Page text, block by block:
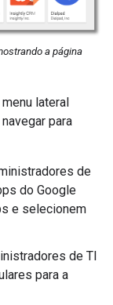
a página
lateral
para
de
do Google
e selecionem
de TI
para a